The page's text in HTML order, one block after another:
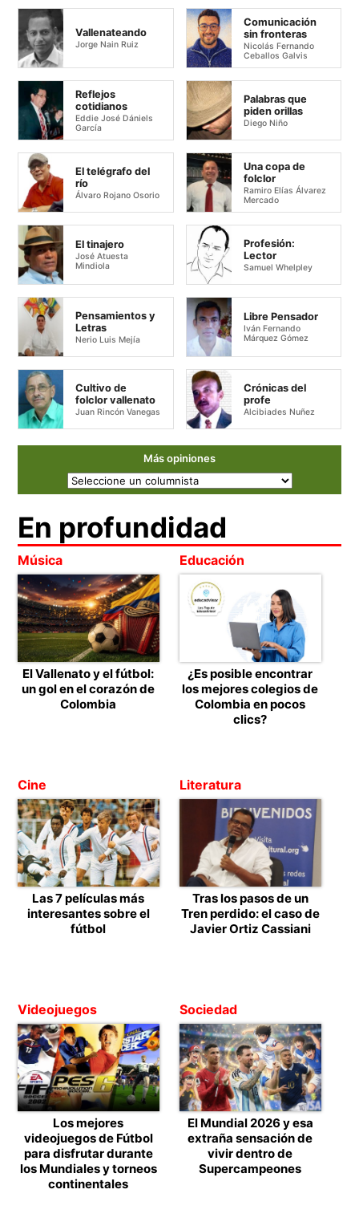
Vallenateando
Jorge Nain Ruiz
Comunicación
sin fronteras
Nicolás Fernando
Ceballos Galvis
Reflejos
cotidianos
Eddie José Dániels
García
Palabras que
piden orillas
Diego Niño
El telégrafo del
río
Álvaro Rojano Osorio
Una copa de
folclor
Ramiro Elías Álvarez
Mercado
El tinajero
José Atuesta
Mindiola
Profesión:
Lector
Samuel Whelpley
Pensamientos y
Letras
Nerio Luis Mejía
Libre Pensador
Iván Fernando
Márquez Gómez
Cultivo de
folclor vallenato
Juan Rincón Vanegas
Crónicas del
profe
Alcibiades Nuñez
Más opiniones
En profundidad
Música
El Vallenato y el fútbol:
un gol en el corazón de
Colombia
Educación
¿Es posible encontrar
los mejores colegios de
Colombia en pocos
clics?
Cine
Las 7 películas más
interesantes sobre el
fútbol
Literatura
Tras los pasos de un
Tren perdido: el caso de
Javier Ortiz Cassiani
Videojuegos
Los mejores
videojuegos de Fútbol
para disfrutar durante
los Mundiales y torneos
continentales
Sociedad
El Mundial 2026 y esa
extraña sensación de
vivir dentro de
Supercampeones